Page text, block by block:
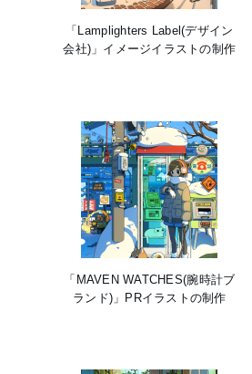
「Lamplighters Label(デザイン
会社)」イメージイラストの制作
「MAVEN WATCHES(腕時計ブ
ランド)」PRイラストの制作